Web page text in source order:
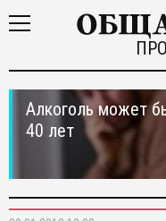
Алкоголь может
40 лет